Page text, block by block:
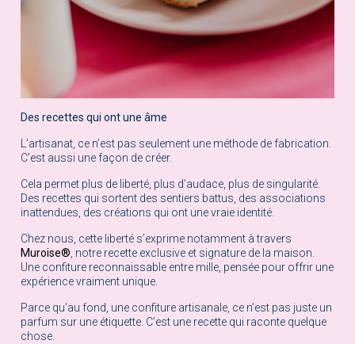
Des recettes qui ont une âme
L’artisanat, ce n’est pas seulement une méthode de fabrication.
C’est aussi une façon de créer.
Cela permet plus de liberté, plus d’audace, plus de singularité.
Des recettes qui sortent des sentiers battus, des associations
inattendues, des créations qui ont une vraie identité.
Chez nous, cette liberté s’exprime notamment à travers
Muroise® , notre recette exclusive et signature de la maison.
Une confiture reconnaissable entre mille, pensée pour offrir une
expérience vraiment unique.
Parce qu’au fond, une confiture artisanale, ce n’est pas juste un
parfum sur une étiquette. C’est une recette qui raconte quelque
chose.